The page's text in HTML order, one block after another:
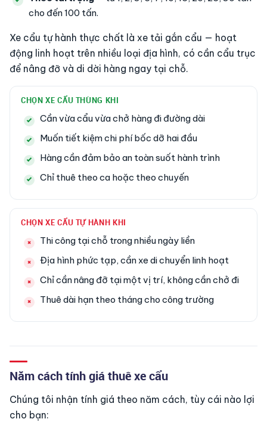
cho đến 100 tấn.
Xe cẩu tự hành thực chất là xe tải gắn cẩu — hoạt
động linh hoạt trên nhiều loại địa hình, có cần cẩu trục
để nâng đỡ và di dời hàng ngay tại chỗ.
CHỌN XE CẨU THÙNG KHI
Cần vừa cẩu vừa chở hàng đi đường dài
Muốn tiết kiệm chi phí bốc dỡ hai đầu
Hàng cần đảm bảo an toàn suốt hành trình
Chỉ thuê theo ca hoặc theo chuyến
CHỌN XE CẨU TỰ HÀNH KHI
Thi công tại chỗ trong nhiều ngày liền
Địa hình phức tạp, cần xe di chuyển linh hoạt
Chỉ cần nâng đỡ tại một vị trí, không cần chở đi
Thuê dài hạn theo tháng cho công trường
Năm cách tính giá thuê xe cẩu
Chúng tôi nhận tính giá theo năm cách, tùy cái nào lợi
cho bạn: